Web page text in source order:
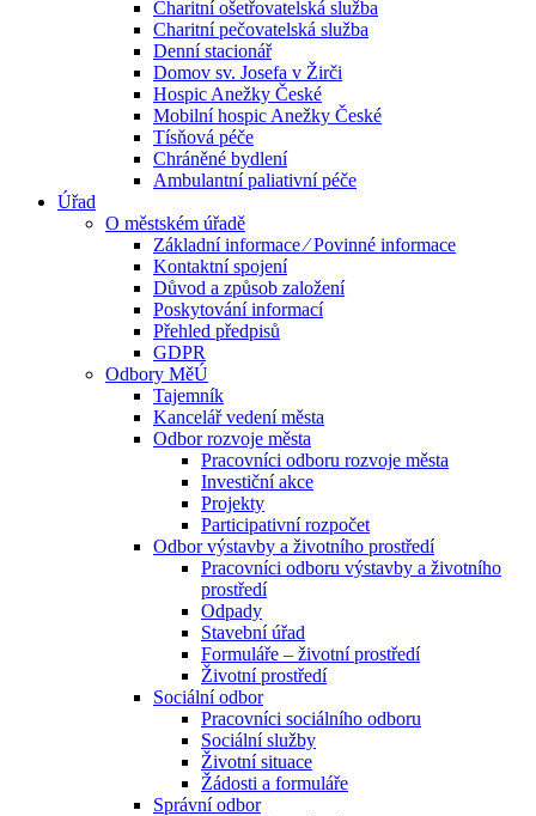
Charitní ošetřovatelská služba
Charitní pečovatelská služba
Denní stacionář
Domov sv. Josefa v Žirči
Hospic Anežky České
Mobilní hospic Anežky České
Tísňová péče
Chráněné bydlení
Ambulantní paliativní péče
Úřad
O městském úřadě
Základní informace ⁄ Povinné informace
Kontaktní spojení
Důvod a způsob založení
Poskytování informací
Přehled předpisů
GDPR
Odbory MěÚ
Tajemník
Kancelář vedení města
Odbor rozvoje města
Pracovníci odboru rozvoje města
Investiční akce
Projekty
Participativní rozpočet
Odbor výstavby a životního prostředí
Pracovníci odboru výstavby a životního
prostředí
Odpady
Stavební úřad
Formuláře – životní prostředí
Životní prostředí
Sociální odbor
Pracovníci sociálního odboru
Sociální služby
Životní situace
Žádosti a formuláře
Správní odbor